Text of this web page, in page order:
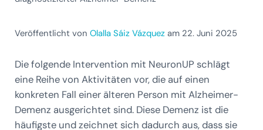
Veröffentlicht von Olalla Sáiz Vázquezam 22. Juni 2025
Die folgende Intervention mit NeuronUP schlägt
eine Reihe von Aktivitäten vor, die auf einen
konkreten Fall einer älteren Person mit Alzheimer-
Demenz ausgerichtet sind. Diese Demenz ist die
häufigste und zeichnet sich dadurch aus, dass sie